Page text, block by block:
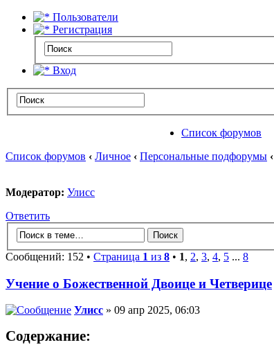
Пользователи
Регистрация
Вход
Список форумов
Список форумов ‹ Личное ‹ Персональные подфорумы ‹
Модератор: Улисс
Ответить
Сообщений: 152 • Страница 1 из 8 • 1, 2, 3, 4, 5 ... 8
Учение о Божественной Двоице и Четверице
Улисс » 09 апр 2025, 06:03
Содержание: